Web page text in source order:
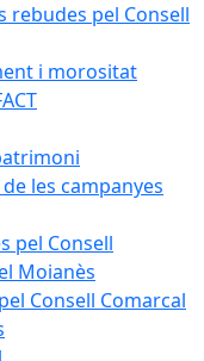
rebudes pel Consell
i morositat
les campanyes
pel Consell
Moianès
Consell Comarcal